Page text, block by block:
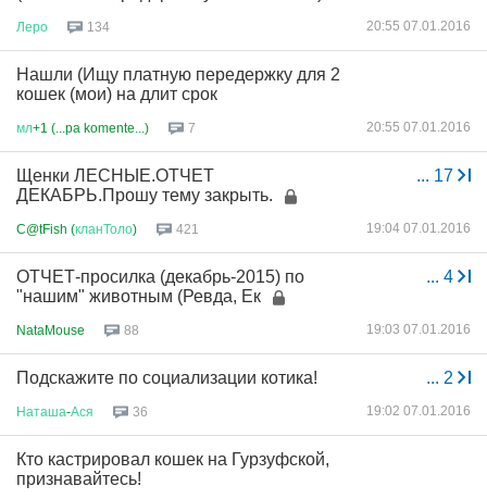
Леро 134 20:55 07.01.2016
Нашли (Ищу платную передержку для 2
кошек (мои) на длит срок
мл+1 (...pa komente...) 7 20:55 07.01.2016
... 17
Щенки ЛЕСНЫЕ.ОТЧЕТ
ДЕКАБРЬ.Прошу тему закрыть.
C@tFish (кланТоло) 421 19:04 07.01.2016
... 4
ОТЧЕТ-просилка (декабрь-2015) по
"нашим" животным (Ревда, Ек
NataMouse 88 19:03 07.01.2016
... 2
Подскажите по социализации котика!
Наташа-Ася 36 19:02 07.01.2016
Кто кастрировал кошек на Гурзуфской,
признавайтесь!